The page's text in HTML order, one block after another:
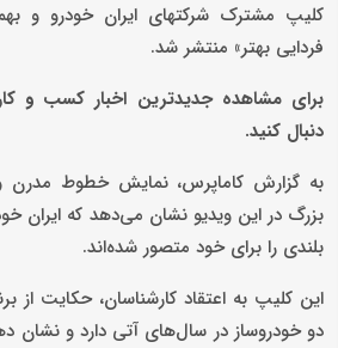
کلیپ مشترک شرکتهای ایران‌‌ خودرو و
فردایی بهتر» منتشر شد.
برای مشاهده جدیدترین اخبار کسب و
دنبال کنید.
به گزارش کاماپرس، نمایش خطوط مدرن
بزرگ در این ویدیو نشان می‌دهد که ایران‌
بلندی را برای خود متصور شده‌اند.
این کلیپ به اعتقاد کارشناسان، حکایت از
دو خودروساز در سال‌های آتی دارد و نشان